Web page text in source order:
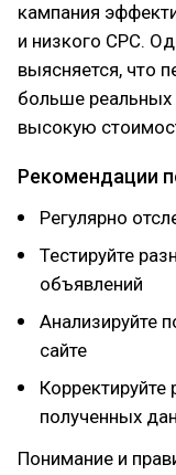
кампания
и низкого CPC.
выясняется, что
больше
высокую
Рекомендации
Регулярно
Тестируйте
объявлений
Анализируйте
сайте
полученных
Понимание и